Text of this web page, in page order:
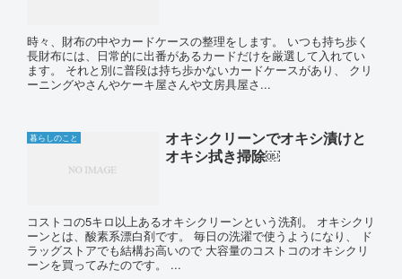
時々、財布の中やカードケースの整理をします。 いつも持ち歩く
長財布には、日常的に出番があるカードだけを厳選して入れてい
ます。 それと別に普段は持ち歩かないカードケースがあり、 クリ
ーニングやさんやケーキ屋さんや文房具屋さ...
暮らしのこと
オキシクリーンでオキシ漬けと
オキシ拭き掃除￼
コストコの5キロ以上あるオキシクリーンという洗剤。 オキシクリ
ーンとは、酸素系漂白剤です。 毎日の洗濯で使うようになり、 ド
ラッグストアでも結構お高いので 大容量のコストコのオキシクリ
ーンを買ってみたのです。 ...